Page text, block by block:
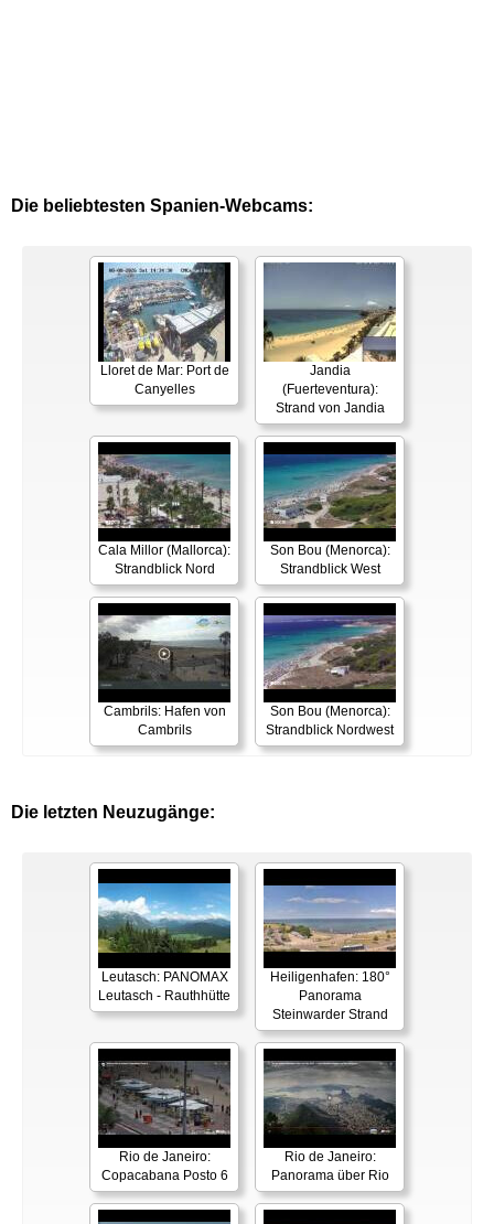
Die beliebtesten Spanien-Webcams:
Lloret de Mar: Port de
Canyelles
Jandia
(Fuerteventura):
Strand von Jandia
Cala Millor (Mallorca):
Strandblick Nord
Son Bou (Menorca):
Strandblick West
Cambrils: Hafen von
Cambrils
Son Bou (Menorca):
Strandblick Nordwest
Die letzten Neuzugänge:
Leutasch: PANOMAX
Leutasch - Rauthhütte
Heiligenhafen: 180°
Panorama
Steinwarder Strand
Rio de Janeiro:
Copacabana Posto 6
Rio de Janeiro:
Panorama über Rio